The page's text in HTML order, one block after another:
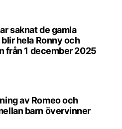
saknat de gamla
hela Ronny och
från 1 december 2025
av Romeo och
barn övervinner